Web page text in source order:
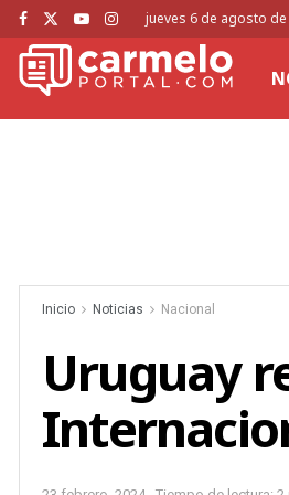
jueves 6 de agosto de
Inicio Noticias Nacional
Uruguay